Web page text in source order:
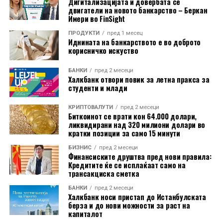
Високо образование од областа на финансии,
управување со ризици, економија,
сметководство, деловна администрацијаили
сродна област;
Најмалку пет години релевантно
професионално искуство во една или повеќе
од следните области:
o Управување со ризици
o Финансии или финансиско известување
o Регулаторно известување
o Управување со податоци и квалитет на
податоци
o Внатрешна ревизија
Добро познавање на процесите за
известување, контролите, управувањето со
одговорен е за генерирање на побарувачка за
кредити и одржување на тековното кредитно
портфолио;
решава сериозни поплаки од коминтенти,
специјални барања и останати комплексни
прашања во врска со коминтентите;
потпишува договори за кредит, договори за
издавање банкарски гаранции, акредитиви и
други производи на Банката, одобрени од
надлежниот орган или лице со право на
одлучување, во нејзино име и за нејзина
сметка, a во својство на доверител/заложен
доверител, согласно интерните акти на Банката
и во рамките на дадените поединечни писмени
овластувања;
врши менторирање и пренос на знаење на
останатите ваботени во Експозитурата;
двигатели на новото банкарство – Беркан
Имери во FinSight
ПРОДУКТИ пред 1 месец
Иднината на банкарството е во доброто
корисничко искуство
БАНКИ пред 2 месеци
Халкбанк отвори повик за летна пракса за
студенти и млади
КРИПТОВАЛУТИ пред 2 месеци
Биткоинот се врати кон 64.000 долари,
ликвидирани над 320 милиони долари во
кратки позиции за само 15 минути
БИЗНИС пред 2 месеци
Финансиските друштва пред нови правила:
Кредитите ќе се исплаќаат само на
трансакциска сметка
БАНКИ пред 2 месеци
Халкбанк носи пристап до Истанбулската
берза и до нови можности за раст на
капиталот